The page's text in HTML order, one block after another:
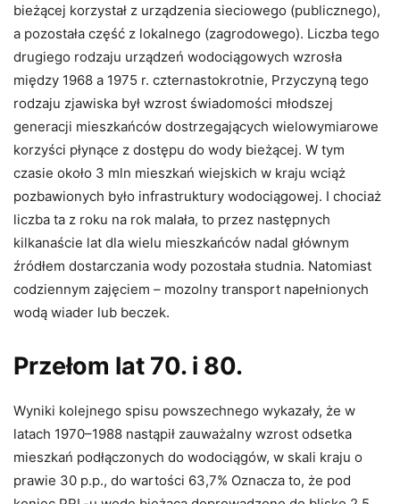
bieżącej korzystał z urządzenia sieciowego (publicznego),
a pozostała część z lokalnego (zagrodowego). Liczba tego
drugiego rodzaju urządzeń wodociągowych wzrosła
między 1968 a 1975 r. czternastokrotnie, Przyczyną tego
rodzaju zjawiska był wzrost świadomości młodszej
generacji mieszkańców dostrzegających wielowymiarowe
korzyści płynące z dostępu do wody bieżącej. W tym
czasie około 3 mln mieszkań wiejskich w kraju wciąż
pozbawionych było infrastruktury wodociągowej. I chociaż
liczba ta z roku na rok malała, to przez następnych
kilkanaście lat dla wielu mieszkańców nadal głównym
źródłem dostarczania wody pozostała studnia. Natomiast
codziennym zajęciem – mozolny transport napełnionych
wodą wiader lub beczek.
Przełom lat 70. i 80.
Wyniki kolejnego spisu powszechnego wykazały, że w
latach 1970–1988 nastąpił zauważalny wzrost odsetka
mieszkań podłączonych do wodociągów, w skali kraju o
prawie 30 p.p., do wartości 63,7% Oznacza to, że pod